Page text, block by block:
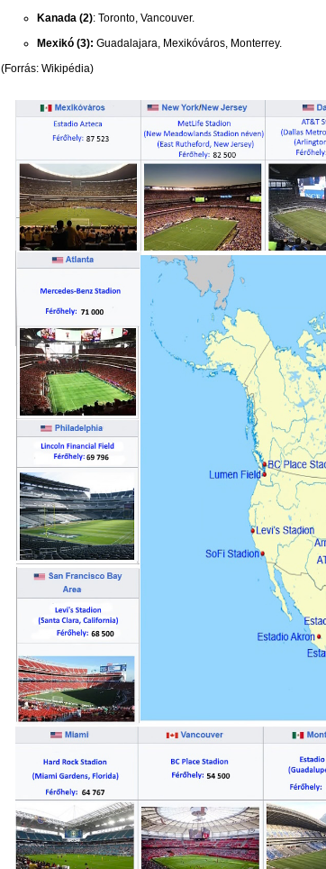
Kanada (2): Toronto, Vancouver.
Mexikó (3): Guadalajara, Mexikóváros, Monterrey.
(Forrás: Wikipédia)